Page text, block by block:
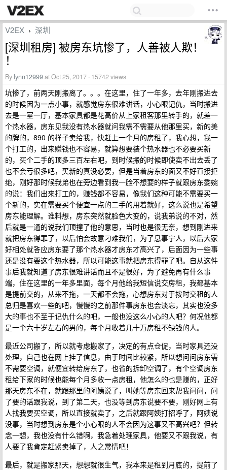
V2EX › 深圳
[深圳租房] 被房东坑惨了，人善被人欺！
！
By lynn12999at Oct 25, 2017 · 15742 views
坑惨了，前两天刚搬离了。。。在这里，住了一年多，去年刚搬进去
的时候因为一点小事，就感觉房东很难讲话，小心眼记仇，当时搬进
去是一室一厅，基本家具都是花高价从上家租客那里转手的，就差一
个热水器，房东见我没有热水器就问我需不需要从他那里买，新的美
的牌的，890 的样子卖给我，快赶上一个月的房租了，我心想，我一
个打工的，出来赚钱也不容易，就算想要装个热水器也不必要买新
的，买个二手的顶多三百左右吧，到时候搬的时候即使卖不出去丢了
也不会亏很多吧，买新的真没必要，但是当着房东的面又不好直接拒
绝，刚好那时候我弟也在旁边看到我一脸不想要的样子就跟房东委婉
的说：我们出来打工的，赚钱都不容易，像我们这种可能不需要买一
个新的，实在需要买个便宜一点的二手的用着就好，这么说也是希望
房东能理解。谁料想，房东突然就脸色大变的，说我弟说的不对，然
后就是一通的说我们顶撞了他的意思，当时也是很无奈，想到刚进来
就把房东得罪了，以后怕会故意刁难我们，为了息事宁人，以后大家
好相处就答应房东要了那个热水器才房东才高兴了，后面因为一些事
还是没有要这个热水器，所以可能这事就把房东得罪了吧。自从这件
事后我就知道了房东很难讲话而且不是很好，为了避免再有什么事
端，住在这里的一年多里面，每个月他给我短信说交房租，我都基本
是提前交的，从来不拖，一天都不会拖，心想房东对于按时交租的人
总归是喜欢一些的吧，慢慢的之前那件事房东也会淡忘，其实也没多
大的事也不至于记仇什么的吧，一般也没这么小心的人吧？何况他都
是一个六十岁左右的男的，每个月收着几十万房租不缺钱的人。
最近公司搬了，所以就考虑搬家了，决定的有点仓促，当时家具还没
处理，自己也在网上挂了信息，由于时间比较紧，所以想问问房东需
不需要空调，就便宜转给房东了，也省的拆卸空调了，有个空调房东
租给下家的时候也能每个月多收一点房租，他怎么的也是赚的，正好
那天房东不在，就跟那里的阿姨说了，叫她等房东回来帮我问问，问
了要的话跟我说，到了第二天，也没等到房东说要不要，刚好网上有
人找我要买空调，所以直接就卖了，之后就跟阿姨打招呼了，阿姨说
没事，当时想到房东是个小心眼的人不会因为这事又不高兴吧？但转
念一想，我也没有什么错啊，我急着处理家具，他要又不跟我说，有
人要了我肯定赶紧卖掉了，人之常情吧！
最后，就是搬家那天，想想就很生气，我本来是租到月底的，提前了